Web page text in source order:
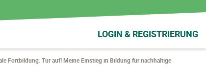
LOGIN & REGISTRIERUNG
Fortbildung: Tür auf! Meine Einstieg in Bildung für nachhaltige